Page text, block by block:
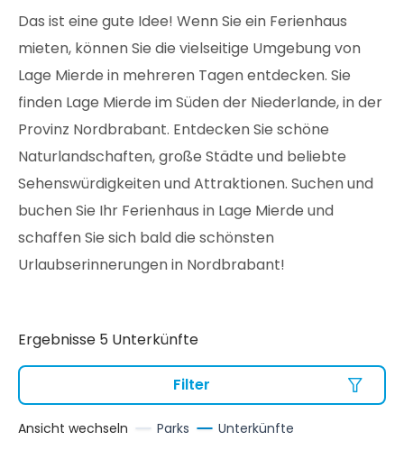
Das ist eine gute Idee! Wenn Sie ein Ferienhaus
mieten, können Sie die vielseitige Umgebung von
Lage Mierde in mehreren Tagen entdecken. Sie
finden Lage Mierde im Süden der Niederlande, in der
Provinz Nordbrabant. Entdecken Sie schöne
Naturlandschaften, große Städte und beliebte
Sehenswürdigkeiten und Attraktionen. Suchen und
buchen Sie Ihr Ferienhaus in Lage Mierde und
schaffen Sie sich bald die schönsten
Urlaubserinnerungen in Nordbrabant!
Ergebnisse 5 Unterkünfte
Filter
Ansicht wechseln Parks Unterkünfte